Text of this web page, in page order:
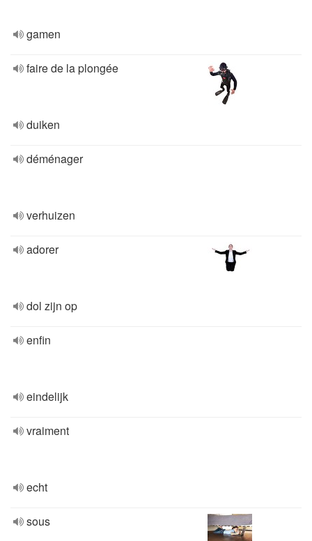
gamen
faire de la plongée
duiken
déménager
verhuizen
adorer
dol zijn op
enfin
eindelijk
vraiment
echt
sous